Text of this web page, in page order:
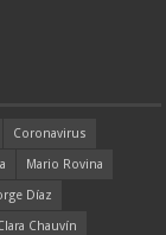
Coronavirus
Mario Rovina
Díaz
Chauvín